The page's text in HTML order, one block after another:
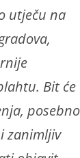
utječu na
Bit će
posebno
zanimljiv